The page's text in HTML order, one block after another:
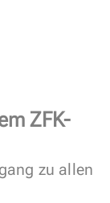
ZFK-
zu allen